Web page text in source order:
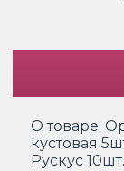
О товаре:
кустовая
Рускус